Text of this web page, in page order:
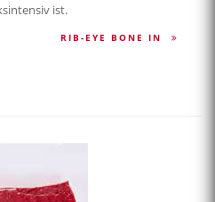
ist.
RIB-EYE BONE IN